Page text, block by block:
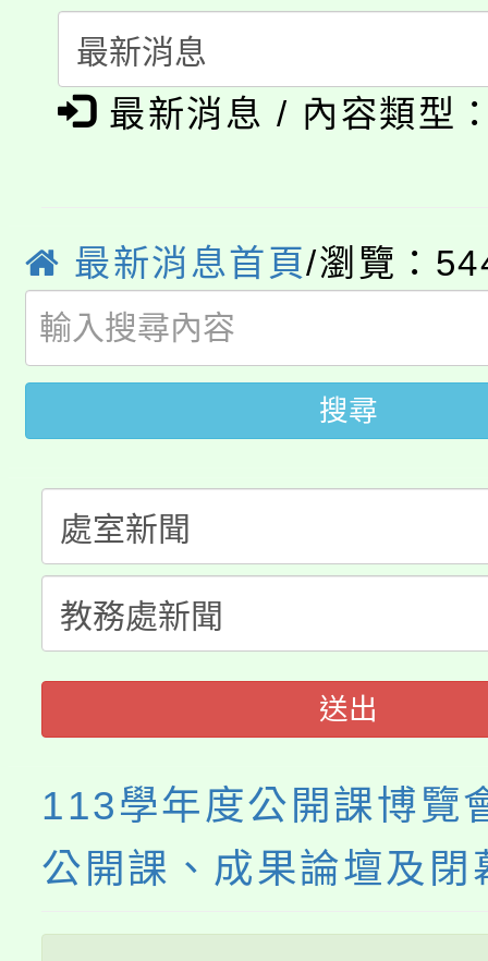
代理(課)教師甄選結果(
轉知中國文化大學推廣
《TA101》溝通分析基
程，歡迎學生輔導中心
系所師生報名參加。
淨零綠生活教案入校路
會
115年食農教育專業人
學籍身 分審查程序及
版
淨零綠領人才培育課程
公告本校115學年度第
代理(課)教師甄選結果(
「2026金融保險知識
桃園市115學年度學生
代理(課)教師甄選結果(
公告本校115學年度第
代理(課)教師甄選結果(
轉知中國文化大學推廣
《TA101》溝通分析基
程，歡迎學生輔導中心
心理、諮商輔導、社會
系所師生報名參加。
最新消息 / 內容類型
最新消息首頁/瀏覽：
搜尋
送出
113學年度公開課博覽
公開課、成果論壇及閉